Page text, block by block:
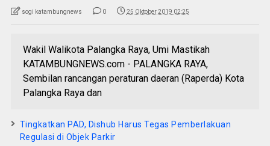
sogi katambungnews 0 25 Oktober 2019 02:25
Wakil Walikota Palangka Raya, Umi Mastikah
KATAMBUNGNEWS.com - PALANGKA RAYA,
Sembilan rancangan peraturan daeran (Raperda) Kota
Palangka Raya dan
Tingkatkan PAD, Dishub Harus Tegas Pemberlakuan
Regulasi di Objek Parkir